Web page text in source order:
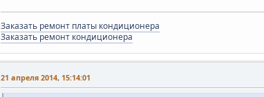
Заказать ремонт платы кондиционера
Заказать ремонт кондиционера
21 апреля 2014, 15:14:01